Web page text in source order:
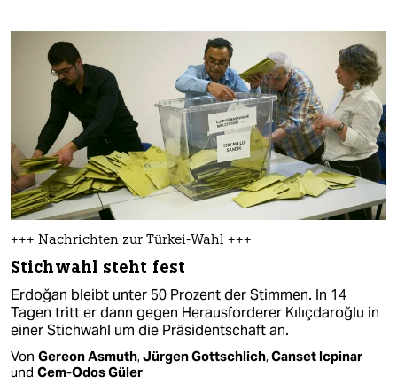
+++ Nachrichten zur Türkei-Wahl +++
Stichwahl steht fest
Erdoğan bleibt unter 50 Prozent der Stimmen. In 14
Tagen tritt er dann gegen Herausforderer Kılıçdaroğlu in
einer Stichwahl um die Präsidentschaft an.
Von Gereon Asmuth,Jürgen Gottschlich,Canset Icpinar
und Cem-Odos Güler